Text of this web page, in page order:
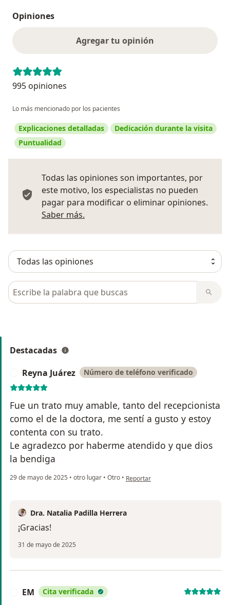
Opiniones
Agregar tu opinión
995 opiniones
Lo más mencionado por los pacientes
Explicaciones detalladas
Dedicación durante la visita
Puntualidad
Todas las opiniones son importantes, por
este motivo, los especialistas no pueden
pagar para modificar o eliminar opiniones.
Saber más.
Busca en opiniones
Destacadas
Reyna Juárez Número de teléfono verificado
Fue un trato muy amable, tanto del recepcionista
como el de la doctora, me sentí a gusto y estoy
contenta con su trato.
Le agradezco por haberme atendido y que dios
la bendiga
29 de mayo de 2025 • otro lugar • Otro • en opinión del usuario Reyna Juárez
Reportar
Dra. Natalia Padilla Herrera
¡Gracias!
31 de mayo de 2025
EM Cita verificada